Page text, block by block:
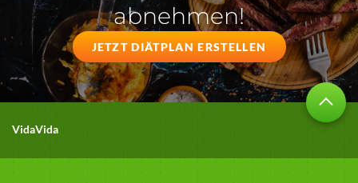
abnehmen!
JETZT DIÄTPLAN ERSTELLEN
VidaVida